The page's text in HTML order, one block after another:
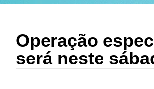
Operação
será neste